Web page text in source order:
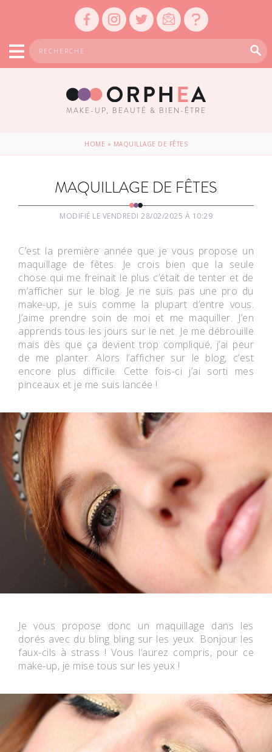
MAKE-UP, BEAUTÉ & BIEN-ÊTRE
HOME » MAQUILLAGE DE FÊTES
MAQUILLAGE DE FÊTES
MODIFIÉ LE VENDREDI 28/02/2025 À 10:29
C’est la première année que je vous propose un
maquillage de fêtes. Je crois bien que la seule
chose qui me freinait le plus c’était de tenter et de
m’afficher sur le blog. Je ne suis pas une pro du
make-up, je suis comme la plupart d’entre vous.
J’aime prendre soin de moi et me maquiller. J’en
apprends tous les jours sur le net. Je me débrouille
mais dès que ça devient trop compliqué, j’ai peur
de me planter. Alors l’afficher sur le blog, c’est
encore plus difficile. Cette fois-ci j’ai sorti mes
pinceaux et je me suis lancée !
Je vous propose donc un maquillage dans les
dorés avec du bling bling sur les yeux. Bonjour les
faux-cils à strass ! Vous l’aurez compris, pour ce
make-up, je mise tous sur les yeux !